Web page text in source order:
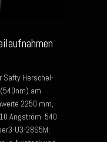
Safty Herschel-
am
2250 mm,
Angström 540
U3-28S5M;